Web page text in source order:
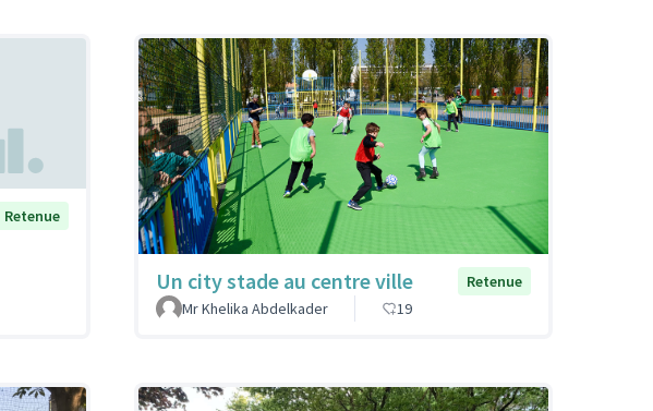
Retenue
Un city stade au centre ville
Retenue
Mr Khelika Abdelkader
19